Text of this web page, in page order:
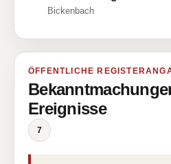
Bickenbach
ÖFFENTLICHE
Ereignisse
7